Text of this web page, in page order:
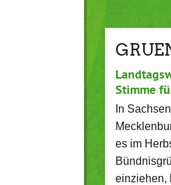
Stimme
In
es im
einziehen,